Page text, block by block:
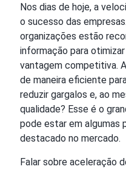
Nos dias de hoje, a
o sucesso das
organizações estão
informação para
vantagem competitiva.
de maneira eficiente
reduzir gargalos e, ao
qualidade? Esse é o
pode estar em algumas
destacado no mercado.
Falar sobre aceleração